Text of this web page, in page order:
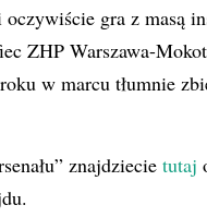
gra z masą
ZHP Warszawa-
w marcu tłumnie
znajdziecie tutaj